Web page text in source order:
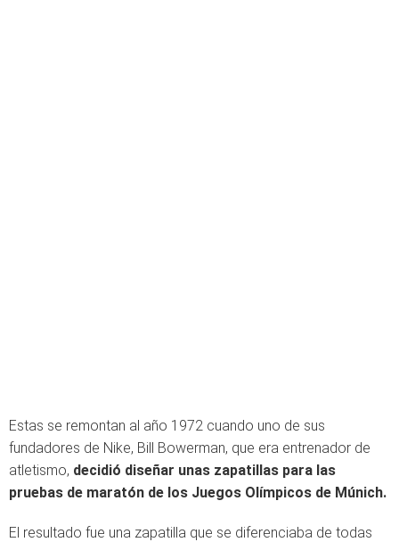
Estas se remontan al año 1972 cuando uno de sus
fundadores de Nike, Bill Bowerman, que era entrenador de
atletismo, decidió diseñar unas zapatillas para las
pruebas de maratón de los Juegos Olímpicos de Múnich.
El resultado fue una zapatilla que se diferenciaba de todas